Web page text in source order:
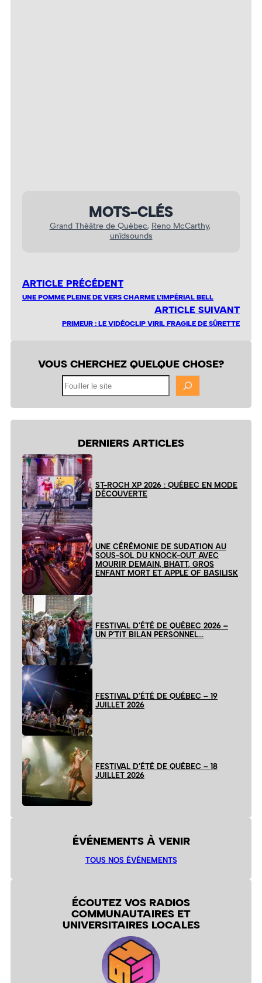
MOTS-CLÉS
Grand Théâtre de Québec, Reno McCarthy,
unïdsounds
ARTICLE PRÉCÉDENT
UNE POMME PLEINE DE VERS CHARME L’IMPÉRIAL BELL
ARTICLE SUIVANT
PRIMEUR : LE VIDÉOCLIP VIRIL FRAGILE DE SÛRETTE
VOUS CHERCHEZ QUELQUE CHOSE?
DERNIERS ARTICLES
ST-ROCH XP 2026 : QUÉBEC EN MODE
DÉCOUVERTE
UNE CÉRÉMONIE DE SUDATION AU
SOUS-SOL DU KNOCK-OUT AVEC
MOURIR DEMAIN, BHATT, GROS
ENFANT MORT ET APPLE OF BASILISK
FESTIVAL D’ÉTÉ DE QUÉBEC 2026 –
UN P’TIT BILAN PERSONNEL…
FESTIVAL D’ÉTÉ DE QUÉBEC – 19
JUILLET 2026
FESTIVAL D’ÉTÉ DE QUÉBEC – 18
JUILLET 2026
ÉVÉNEMENTS À VENIR
TOUS NOS ÉVÉNEMENTS
ÉCOUTEZ VOS RADIOS
COMMUNAUTAIRES ET
UNIVERSITAIRES LOCALES